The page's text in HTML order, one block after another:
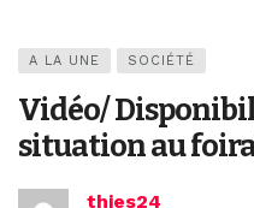
A LA UNE SOCIÉTÉ
Vidéo/
situation au
thies24